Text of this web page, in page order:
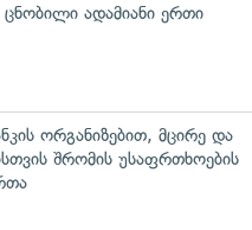
ცნობილი ადამიანი ერთი
ორგანიზებით, მცირე და
შრომის უსაფრთხოების